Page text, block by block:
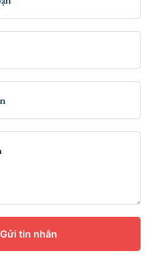
Gửi tin nhắn